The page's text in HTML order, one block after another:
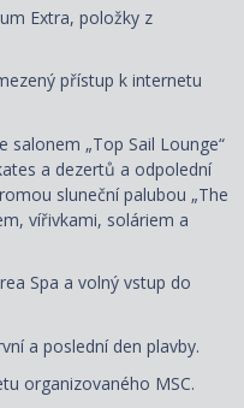
Extra, položky z
přístup k internetu
salonem „Top Sail Lounge“
a dezertů a odpolední
sluneční palubou „The
vířivkami, soláriem a
Spa a volný vstup do
a poslední den plavby.
organizovaného MSC.